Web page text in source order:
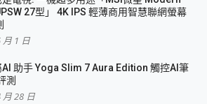
27型」 4K IPS 輕薄商用智慧聯網螢幕
月 1 日
助手 Yoga Slim 7 Aura Edition 觸控AI筆
測
月 28 日